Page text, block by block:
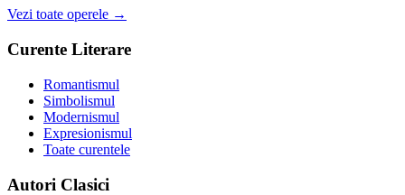
Vezi toate operele →
Curente Literare
Romantismul
Simbolismul
Modernismul
Expresionismul
Toate curentele
Autori Clasici